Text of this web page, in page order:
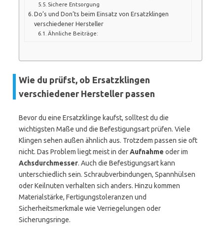
Sichere Entsorgung
Do’s und Don’ts beim Einsatz von Ersatzklingen
verschiedener Hersteller
Ähnliche Beiträge:
Wie du prüfst, ob Ersatzklingen
verschiedener Hersteller passen
Bevor du eine Ersatzklinge kaufst, solltest du die
wichtigsten Maße und die Befestigungsart prüfen. Viele
Klingen sehen außen ähnlich aus. Trotzdem passen sie oft
nicht. Das Problem liegt meist in derAufnahme oder im
Achsdurchmesser. Auch die Befestigungsart kann
unterschiedlich sein. Schraubverbindungen, Spannhülsen
oder Keilnuten verhalten sich anders. Hinzu kommen
Materialstärke, Fertigungstoleranzen und
Sicherheitsmerkmale wie Verriegelungen oder
Sicherungsringe.